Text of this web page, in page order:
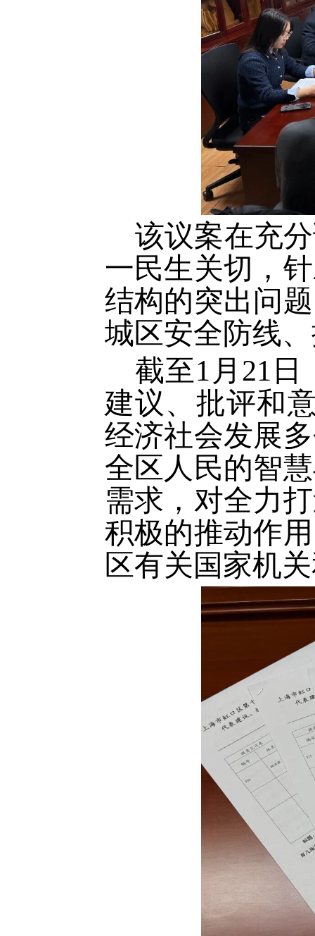
该议案在充
一民生关切，
结构的突出问
城区安全防线
截至1月21
建议、批评和
经济社会发展
全区人民的智
需求，对全力
积极的推动作
区有关国家机